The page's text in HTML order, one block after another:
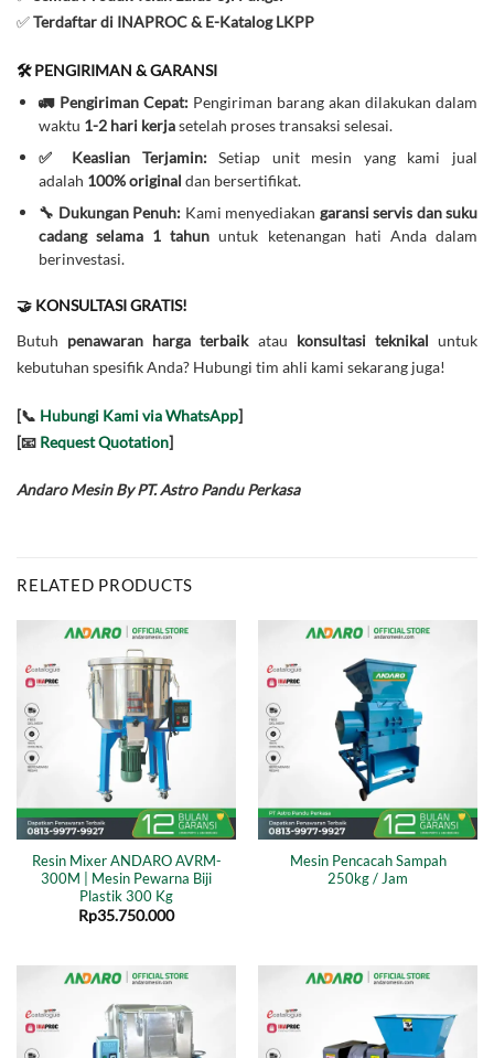
✅Terdaftar di INAPROC & E-Katalog LKPP
🛠️ PENGIRIMAN & GARANSI
🚛 Pengiriman Cepat:Pengiriman barang akan dilakukan dalam
waktu 1-2 hari kerjasetelah proses transaksi selesai.
✅ Keaslian Terjamin:Setiap unit mesin yang kami jual
adalah 100% original dan bersertifikat.
🔧 Dukungan Penuh: Kami menyediakan garansi servis dan suku
cadang selama 1 tahun untuk ketenangan hati Anda dalam
berinvestasi.
🤝 KONSULTASI GRATIS!
Butuh penawaran harga terbaikatau konsultasi teknikal untuk
kebutuhan spesifik Anda? Hubungi tim ahli kami sekarang juga!
[📞 Hubungi Kami via WhatsApp]
[📧 Request Quotation]
Andaro Mesin By PT. Astro Pandu Perkasa
RELATED PRODUCTS
Resin Mixer ANDARO AVRM-
300M | Mesin Pewarna Biji
Plastik 300 Kg
Rp35.750.000
Mesin Pencacah Sampah
250kg / Jam